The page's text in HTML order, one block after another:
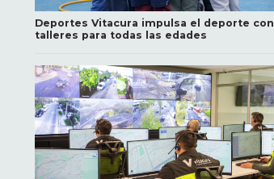
Deportes Vitacura impulsa el deporte con
talleres para todas las edades